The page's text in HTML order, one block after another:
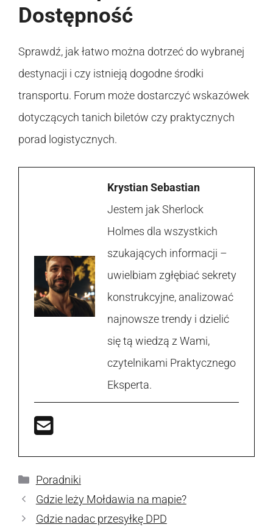
Dostępność
Sprawdź, jak łatwo można dotrzeć do wybranej
destynacji i czy istnieją dogodne środki
transportu. Forum może dostarczyć wskazówek
dotyczących tanich biletów czy praktycznych
porad logistycznych.
Krystian Sebastian
Jestem jak Sherlock
Holmes dla wszystkich
szukających informacji –
uwielbiam zgłębiać sekrety
konstrukcyjne, analizować
najnowsze trendy i dzielić
się tą wiedzą z Wami,
czytelnikami Praktycznego
Eksperta.
Kategorie
Poradniki
Gdzie leży Mołdawia na mapie?
Gdzie nadac przesyłkę DPD